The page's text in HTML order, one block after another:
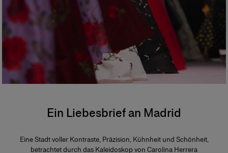
Ein Liebesbrief an Madrid
Eine Stadt voller Kontraste, Präzision, Kühnheit und Schönheit,
betrachtet durch das Kaleidoskop von Carolina Herrera